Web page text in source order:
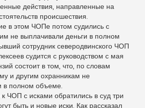
действия, направленные на
происшествия.
в этом ЧОПе потом судились с
им не выплачивали деньги в полном
сотрудник северодвинского ЧОП
судится с руководством с мая
состоит в том, что, по словам
и другим охранникам не
в полном объеме.
к ЧОП с исками обратились в суд три
быть и новые иски. Как рассказал